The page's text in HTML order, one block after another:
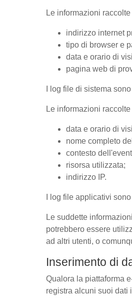
Le informazioni
indirizzo internet
tipo di browser e
data e orario di
pagina web di
I log file di sistema
Le informazioni
data e orario di
nome completo
contesto
risorsa utilizzata;
indirizzo IP.
I log file applicativi
Le suddette
potrebbero essere
ad altri utenti, o
Inserimento di
Qualora la piattaforma
registra alcuni suoi dati